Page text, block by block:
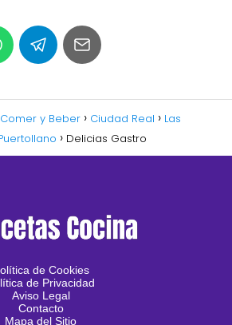
y Beber Ciudad Real
Las
Delicias Gastro
de Cookies
de Privacidad
Aviso Legal
Contacto
Mapa del Sitio